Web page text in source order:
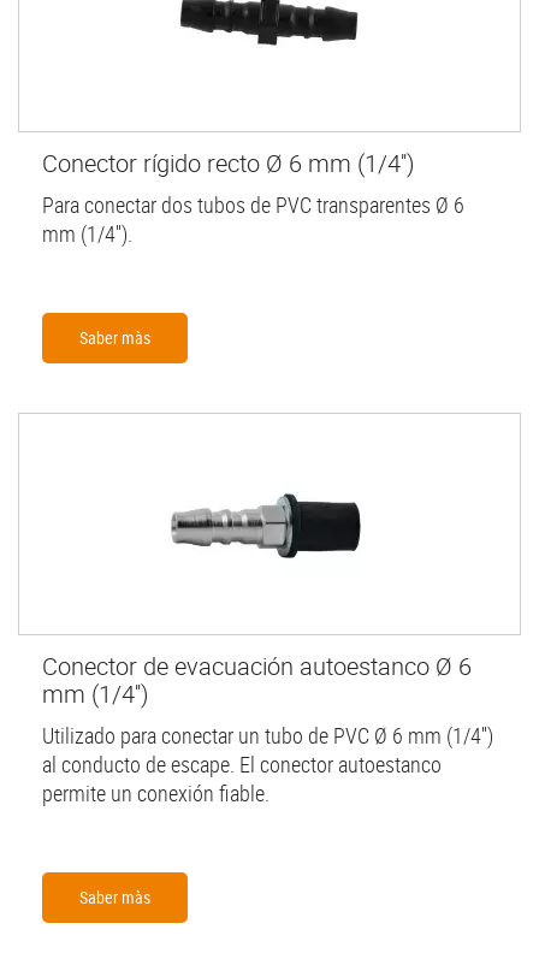
Conector rígido recto Ø 6 mm (1/4'')
Para conectar dos tubos de PVC transparentes Ø 6
mm (1/4'').
Saber màs
Conector de evacuación autoestanco Ø 6
mm (1/4'')
Utilizado para conectar un tubo de PVC Ø 6 mm (1/4'')
al conducto de escape. El conector autoestanco
permite un conexión fiable.
Saber màs